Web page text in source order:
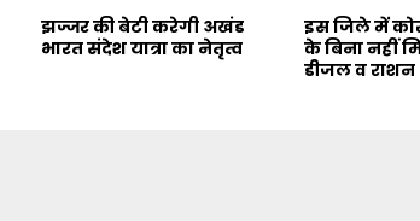
झज्जर की बेटी करेगी अखंड
भारत संदेश यात्रा का नेतृत्व
इस जिले में
के बिना नहीं
डीजल व राशन